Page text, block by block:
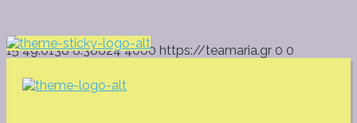
15 49.0138 8.38624 4000 https://teamaria.gr 0 0